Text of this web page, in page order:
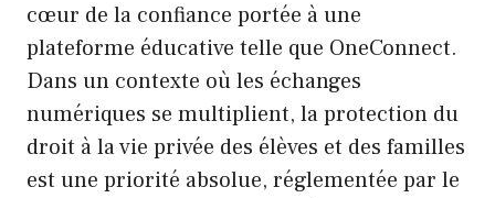
cœur de la confiance portée à une
plateforme éducative telle que OneConnect.
Dans un contexte où les échanges
numériques se multiplient, la protection du
droit à la vie privée des élèves et des familles
est une priorité absolue, réglementée par le